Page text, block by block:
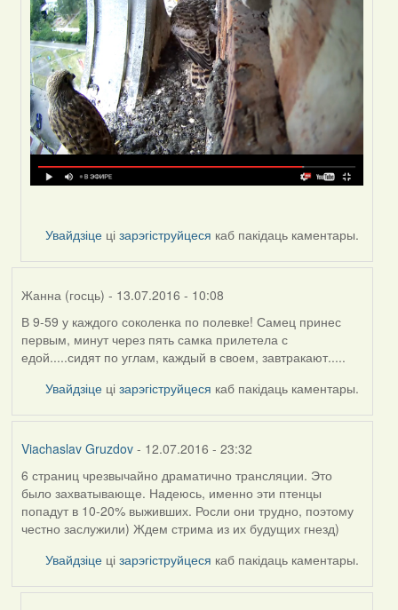
Увайдзіце цізарэгіструйцеся каб пакідаць каментары.
Жанна (госць) - 13.07.2016 - 10:08
В 9-59 у каждого соколенка по полевке! Самец принес
первым, минут через пять самка прилетела с
едой.....сидят по углам, каждый в своем, завтракают.....
Увайдзіце цізарэгіструйцеся каб пакідаць каментары.
Viachaslav Gruzdov- 12.07.2016 - 23:32
6 страниц чрезвычайно драматично трансляции. Это
было захватывающе. Надеюсь, именно эти птенцы
попадут в 10-20% выживших. Росли они трудно, поэтому
честно заслужили) Ждем стрима из их будущих гнезд)
Увайдзіце цізарэгіструйцеся каб пакідаць каментары.